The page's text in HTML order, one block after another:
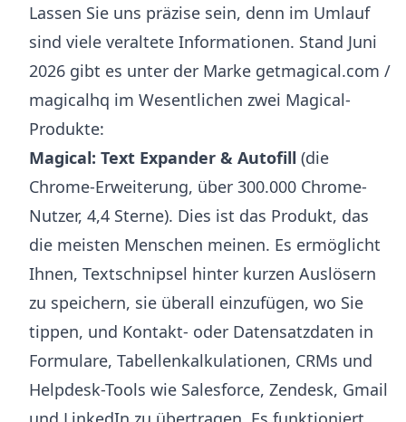
Lassen Sie uns präzise sein, denn im Umlauf
sind viele veraltete Informationen. Stand Juni
2026 gibt es unter der Marke getmagical.com /
magicalhq im Wesentlichen zwei Magical-
Produkte:
Magical: Text Expander & Autofill (die
Chrome-Erweiterung, über 300.000 Chrome-
Nutzer, 4,4 Sterne). Dies ist das Produkt, das
die meisten Menschen meinen. Es ermöglicht
Ihnen, Textschnipsel hinter kurzen Auslösern
zu speichern, sie überall einzufügen, wo Sie
tippen, und Kontakt- oder Datensatzdaten in
Formulare, Tabellenkalkulationen, CRMs und
Helpdesk-Tools wie Salesforce, Zendesk, Gmail